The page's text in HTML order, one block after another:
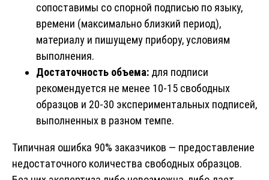
сопоставимы со спорной подписью по языку,
времени (максимально близкий период),
материалу и пишущему прибору, условиям
выполнения.
Достаточность объема: для подписи
рекомендуется не менее 10-15 свободных
образцов и 20-30 экспериментальных подписей,
выполненных в разном темпе.
Типичная ошибка 90% заказчиков — предоставление
недостаточного количества свободных образцов.